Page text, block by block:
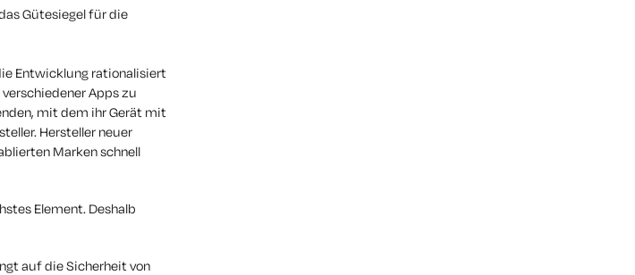
Gütesiegel für die
Entwicklung rationalisiert
Apps zu
mit dem ihr Gerät mit
Hersteller neuer
Marken schnell
Element. Deshalb
auf die Sicherheit von